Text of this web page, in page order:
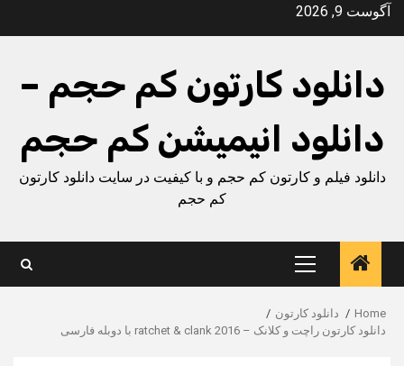
Skipآگوست 9, 2026
دانلود کارتون کم حجم –
دانلود انیمیشن کم حجم
دانلود فیلم و کارتون کم حجم و با کیفیت در سایت دانلود کارتون
کم حجم
Primary
Menu
Home
دانلود کارتون
دانلود کارتون راچت و کلانک – ratchet & clank 2016 با دوبله فارسی